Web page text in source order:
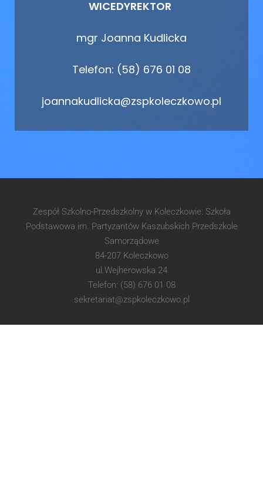
WICEDYREKTOR
mgr Joanna Kudlicka
Telefon: (58) 676 01 08
joannakudlicka@zspkoleczkowo.pl
Zespół Szkolno-Przedszkolny w Koleczkowie: Szkoła
Podstawowa im. Partyzantów Kaszubskich Przedszkole
Samorządowe
84-207 Koleczkowo
ul.Wejherowska 24
Telefon: (58) 676 01 08
sekretariat@zspkoleczkowo.pl